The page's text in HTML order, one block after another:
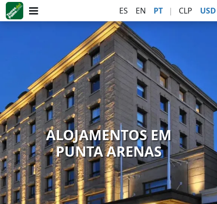
ES EN PT | CLP USD
ALOJAMENTOS EM
PUNTA ARENAS